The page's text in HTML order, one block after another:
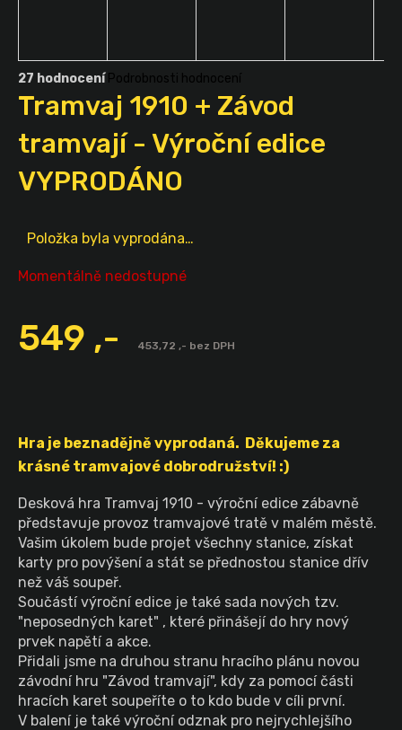
Průměrné
hodnocení
produktu
5,0
5
27 hodnocení Podrobnosti hodnocení
Tramvaj 1910 + Závod
tramvají - Výroční edice
VYPRODÁNO
Hra je beznadějně vyprodaná. Děkujeme za
krásné tramvajové dobrodružství! :)
Desková hra Tramvaj 1910 - výroční edice zábavně
představuje provoz tramvajové tratě v malém městě.
Vašim úkolem bude projet všechny stanice, získat
karty pro povýšení a stát se přednostou stanice dřív
než váš soupeř.
Součástí výroční edice je také sada nových tzv.
"neposedných karet" , které přinášejí do hry nový
prvek napětí a akce.
Přidali jsme na druhou stranu hracího plánu novou
závodní hru "Závod tramvají", kdy za pomocí části
hracích karet soupeříte o to kdo bude v cíli první.
V balení je také výroční odznak pro nejrychlejšího
Položka byla vyprodána…
Momentálně nedostupné
549 ,- 453,72 ,- bez DPH
í
t
?